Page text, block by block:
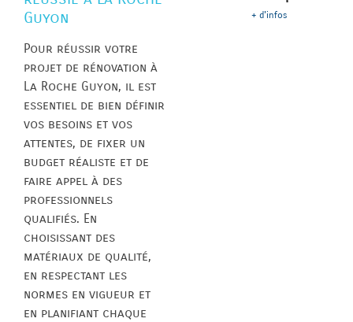
Guyon
Pour réussir votre
projet de rénovation à
La Roche Guyon, il est
essentiel de bien définir
vos besoins et vos
attentes, de fixer un
budget réaliste et de
faire appel à des
professionnels
qualifiés. En
choisissant des
matériaux de qualité,
en respectant les
normes en vigueur et
en planifiant chaque
+ d'infos